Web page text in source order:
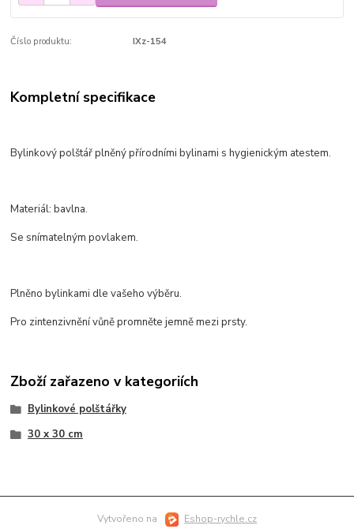
Číslo produktu: IXz-154
Kompletní specifikace
Bylinkový polštář plněný přírodními bylinami s hygienickým atestem.
Materiál: bavlna.
Se snímatelným povlakem.
Plněno bylinkami dle vašeho výběru.
Pro zintenzivnění vůně promněte jemně mezi prsty.
Zboží zařazeno v kategoriích
Bylinkové polštářky
30 x 30 cm
Vytvořeno na Eshop-rychle.cz